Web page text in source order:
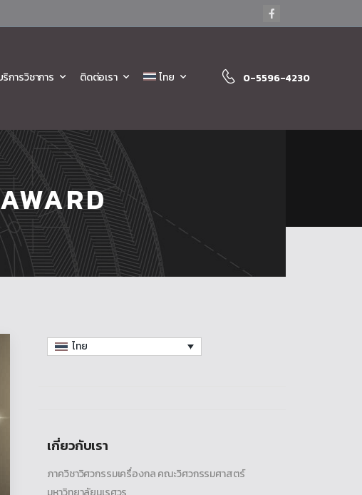
การวิชาการ ติดต่อเรา ไทย 0-5596-4230
ไทย
เกี่ยวกับเรา
ภาควิชาวิศวกรรมเครื่องกล คณะวิศวกรรมศาสตร์